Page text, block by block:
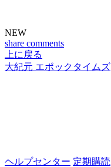
NEW
share comments
上に戻る
大紀元 エポックタイムズ
ヘルプセンター 定期購読